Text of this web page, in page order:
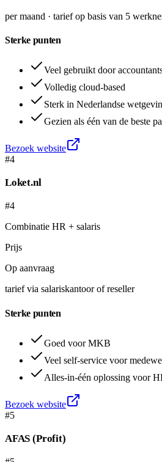
per maand · tarief op basis van 5
Sterke punten
Veel gebruikt door
Volledig cloud-based
Sterk in Nederlandse
Gezien als één van de beste
Bezoek website
#4
Loket.nl
#4
Combinatie HR + salaris
Prijs
Op aanvraag
tarief via salariskantoor of reseller
Sterke punten
Goed voor MKB
Veel self-service voor
Alles-in-één oplossing voor
Bezoek website
#5
AFAS (Profit)